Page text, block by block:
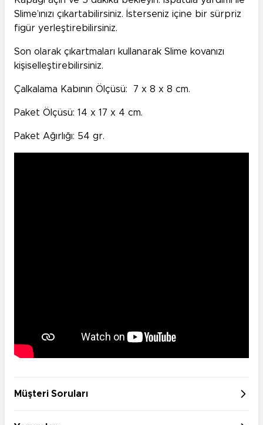
Slime’ınızı çıkartabilirsiniz. İsterseniz içine bir sürpriz
figür yerleştirebilirsiniz.
Son olarak çıkartmaları kullanarak Slime kovanızı
kişiselleştirebilirsiniz.
Çalkalama Kabının Ölçüsü: 7 x 8 x 8 cm.
Paket Ölçüsü: 14 x 17 x 4 cm.
Paket Ağırlığı: 54 gr.
Müşteri Soruları